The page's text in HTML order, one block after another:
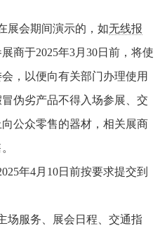
会期间演示的，如无线报
商于2025年3月30日前，将使
，以便向有关部门办理使用
伪劣产品不得入场参展、交
公众零售的器材，相关展商
年4月10日前按要求提交到
服务、展会日程、交通指